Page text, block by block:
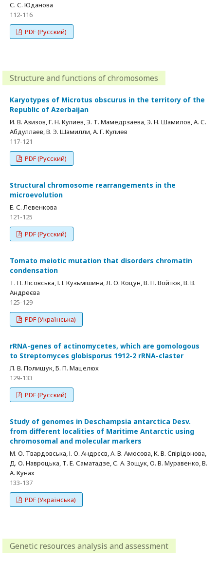
С. С. Юданова
112-116
PDF (Русский)
Structure and functions of chromosomes
Karyotypes of Microtus obscurus in the territory of the
Republic of Azerbaijan
И. В. Азизов, Г. Н. Кулиев, Э. Т. Мамедрзаева, Э. Н. Шамилов, А. С.
Абдуллаев, В. Э. Шамилли, А. Г. Кулиев
117-121
PDF (Русский)
Structural chromosome rearrangements in the
microevolution
Е. С. Левенкова
121-125
PDF (Русский)
Tomato meiotic mutation that disorders chromatin
condensation
Т. П. Лісовська, І. І. Кузьмішина, Л. О. Коцун, В. П. Войтюк, В. В.
Андреєва
125-129
PDF (Українська)
rRNA-genes of actinomycetes, which are gomologous
to Streptomyces globisporus 1912-2 rRNA-claster
Л. В. Полищук, Б. П. Мацелюх
129-133
PDF (Русский)
Study of genomes in Deschampsia antarctica Desv.
from different localities of Maritime Antarctic using
chromosomal and molecular markers
М. О. Твардовська, І. О. Андрєєв, А. В. Амосова, К. В. Спірідонова,
Д. О. Навроцька, Т. Е. Саматадзе, С. А. Зощук, О. В. Муравенко, В.
А. Кунах
133-137
PDF (Українська)
Genetic resources analysis and assessment